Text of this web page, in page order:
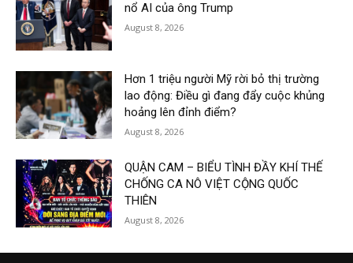
nổ AI của ông Trump
August 8, 2026
Hơn 1 triệu người Mỹ rời bỏ thị trường
lao động: Điều gì đang đẩy cuộc khủng
hoảng lên đỉnh điểm?
August 8, 2026
QUẬN CAM – BIỂU TÌNH ĐẦY KHÍ THẾ
CHỐNG CA NÔ VIỆT CỘNG QUỐC
THIÊN
August 8, 2026